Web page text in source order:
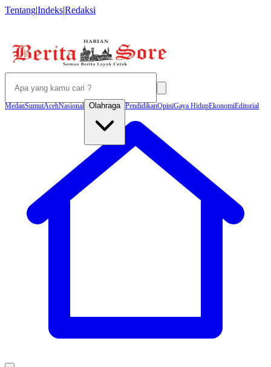
Tentang|Indeks|Redaksi
MedanSumutAcehNasional Olahraga PendidikanOpiniGaya HidupEkonomiEditorial